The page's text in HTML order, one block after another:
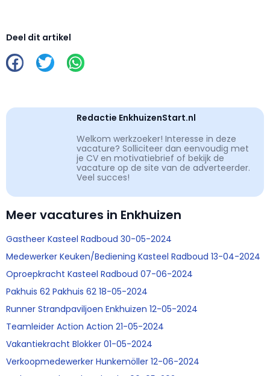
Deel dit artikel
Redactie EnkhuizenStart.nl
Welkom werkzoeker! Interesse in deze
vacature? Solliciteer dan eenvoudig met
je CV en motivatiebrief of bekijk de
vacature op de site van de adverteerder.
Veel succes!
Meer vacatures in Enkhuizen
Gastheer Kasteel Radboud 30-05-2024
Medewerker Keuken/Bediening Kasteel Radboud 13-04-2024
Oproepkracht Kasteel Radboud 07-06-2024
Pakhuis 62 Pakhuis 62 18-05-2024
Runner Strandpaviljoen Enkhuizen 12-05-2024
Teamleider Action Action 21-05-2024
Vakantiekracht Blokker 01-05-2024
Verkoopmedewerker Hunkemöller 12-06-2024